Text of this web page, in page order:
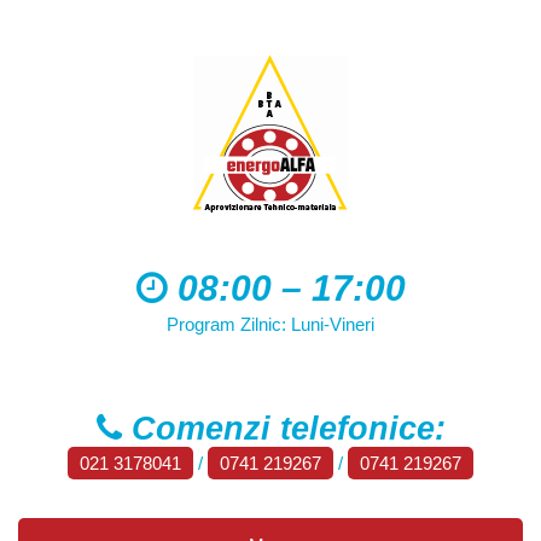
08:00 – 17:00
Program Zilnic: Luni-Vineri
Comenzi telefonice:
021 3178041 / 0741 219267 / 0741 219267